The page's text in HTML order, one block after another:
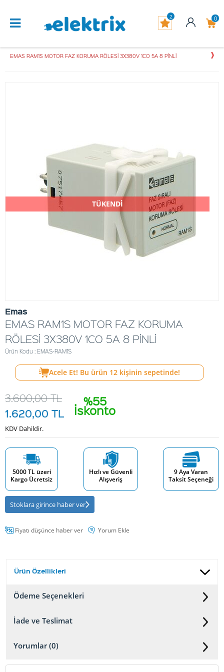
0
2
EMAS RAM1S MOTOR FAZ KORUMA RÖLESİ 3X380V 1CO 5A 8 PİNLİ
TÜKENDİ
Emas
EMAS RAM1S MOTOR FAZ KORUMA
RÖLESİ 3X380V 1CO 5A 8 PİNLİ
Ürün Kodu : EMAS-RAM1S
Acele Et! Bu ürün 12 kişinin sepetinde!
%55
İskonto
3.600,00TL
1.620,00 TL
KDV Dahildir.
5000 TL üzeri
Kargo Ücretsiz
Hızlı ve Güvenli
Alışveriş
9 Aya Varan
Taksit Seçeneği
Stoklara girince haber ver
Fiyatı düşünce haber ver Yorum Ekle
Ürün Özellikleri
Ödeme Seçenekleri
İade ve Teslimat
Yorumlar (0)